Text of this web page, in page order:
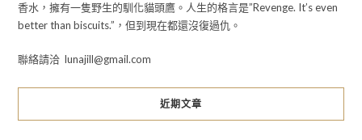
香水，擁有一隻野生的馴化貓頭鷹。人生的格言是”Revenge. It’s even
better than biscuits.”，但到現在都還沒復過仇。
聯絡請洽 lunajill@gmail.com
近期文章